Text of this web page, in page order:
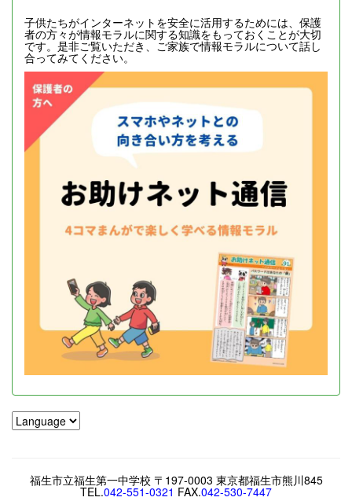
子供たちがインターネットを安全に活用するためには、保護
者の方々が情報モラルに関する知識をもっておくことが大切
です。是非ご覧いただき、ご家族で情報モラルについて話し
合ってみてください。
福生市立福生第一中学校 〒197-0003 東京都福生市熊川845
TEL.042-551-0321 FAX.042-530-7447